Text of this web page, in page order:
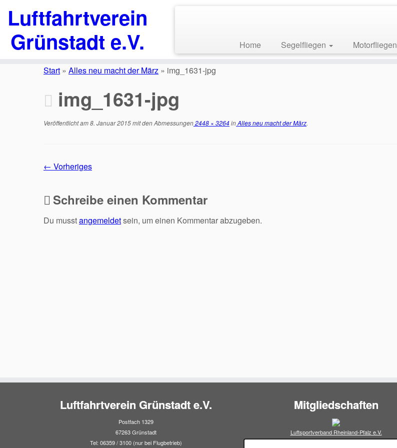
Luftfahrtverein
Grünstadt e.V.
Home Segelfliegen Motorfliegen
Start » Alles neu macht der März » img_1631-jpg
img_1631-jpg
Veröffentlicht am8. Januar 2015mit den Abmessungen2448 × 3264inAlles neu macht der März.
← Vorheriges
Schreibe einen Kommentar
Du musstangemeldetsein, um einen Kommentar abzugeben.
Luftfahrtverein Grünstadt e.V.
Postfach 1329
67263 Grünstadt
Tel: 06359 / 3100 (nur bei Flugbetrieb)
Mitgliedschaften
Luftsportverband Rheinland-Pfalz e.V.
Suchen